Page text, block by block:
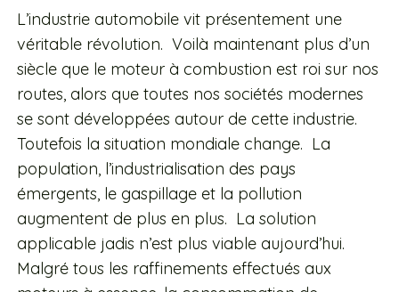
L’industrie automobile vit présentement une
véritable révolution. Voilà maintenant plus d’un
siècle que le moteur à combustion est roi sur nos
routes, alors que toutes nos sociétés modernes
se sont développées autour de cette industrie.
Toutefois la situation mondiale change. La
population, l’industrialisation des pays
émergents, le gaspillage et la pollution
augmentent de plus en plus. La solution
applicable jadis n’est plus viable aujourd’hui.
Malgré tous les raffinements effectués aux